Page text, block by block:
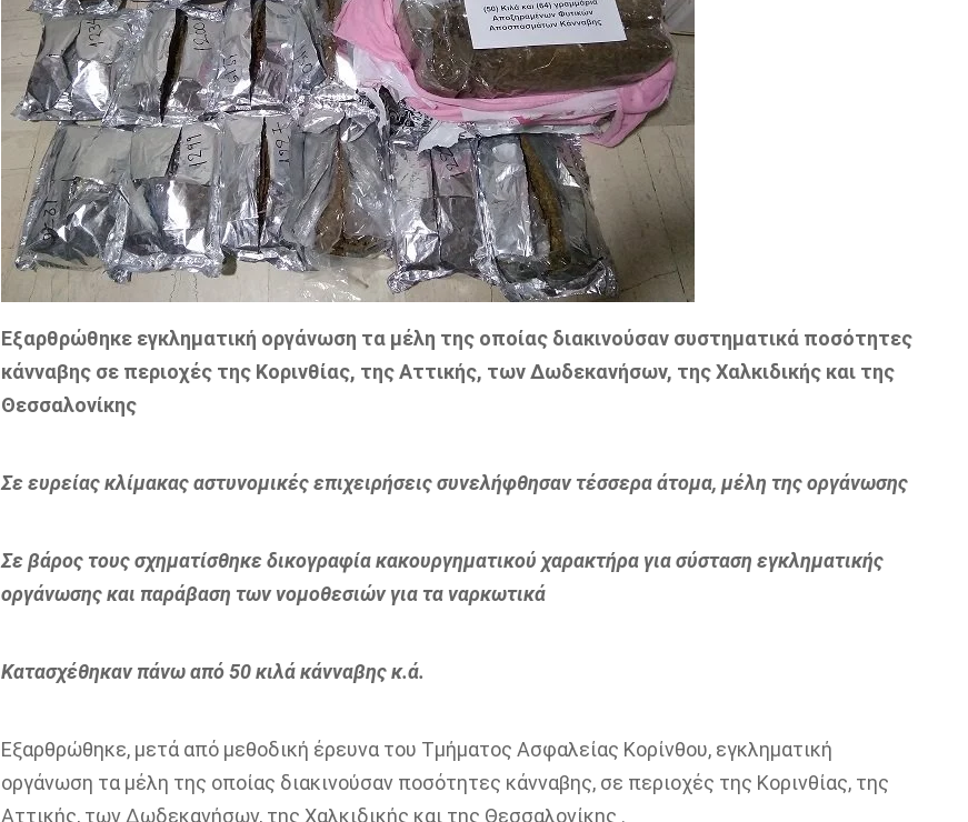
Εξαρθρώθηκε εγκληματική οργάνωση τα μέλη της οποίας διακινούσαν συστηματικά ποσότητες
κάνναβης σε περιοχές της Κορινθίας, της Αττικής, των Δωδεκανήσων, της Χαλκιδικής και της
Θεσσαλονίκης
Σε ευρείας κλίμακας αστυνομικές επιχειρήσεις συνελήφθησαν τέσσερα άτομα, μέλη της οργάνωσης
Σε βάρος τους σχηματίσθηκε δικογραφία κακουργηματικού χαρακτήρα για σύσταση εγκληματικής
οργάνωσης και παράβαση των νομοθεσιών για τα ναρκωτικά
Κατασχέθηκαν πάνω από 50 κιλά κάνναβης κ.ά.
Εξαρθρώθηκε, μετά από μεθοδική έρευνα του Τμήματος Ασφαλείας Κορίνθου, εγκληματική
οργάνωση τα μέλη της οποίας διακινούσαν ποσότητες κάνναβης, σε περιοχές της Κορινθίας, της
Αττικής, των Δωδεκανήσων, της Χαλκιδικής και της Θεσσαλονίκης .